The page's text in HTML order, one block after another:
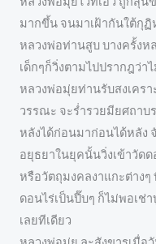
มากขึ้น จนมาเฝ้ากันใต้กุ
หลวงพ่อท่านสูบ บางครั้งห
เด็กๆก็วิ่งตามไปปรากฎว่
หลวงพ่อมุ่ยท่านรับสงเคร
วรรณะ จะร่ำรวยมียศถา
หลังได้ก่อนมาก่อนได้หลัง
อยุธยาในยุคนั้นวิ่งเข้าวัด
หรือวัตถุมงคลงาแกะต่าง
ดอนไร่เป็นปี๊บๆ ก็ไม่พอเ
เลยทีเดียว